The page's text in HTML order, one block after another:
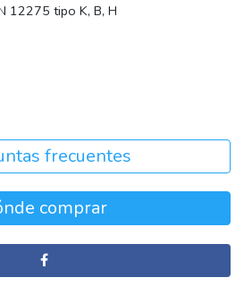
12275 tipo K, B, H
frecuentes
comprar